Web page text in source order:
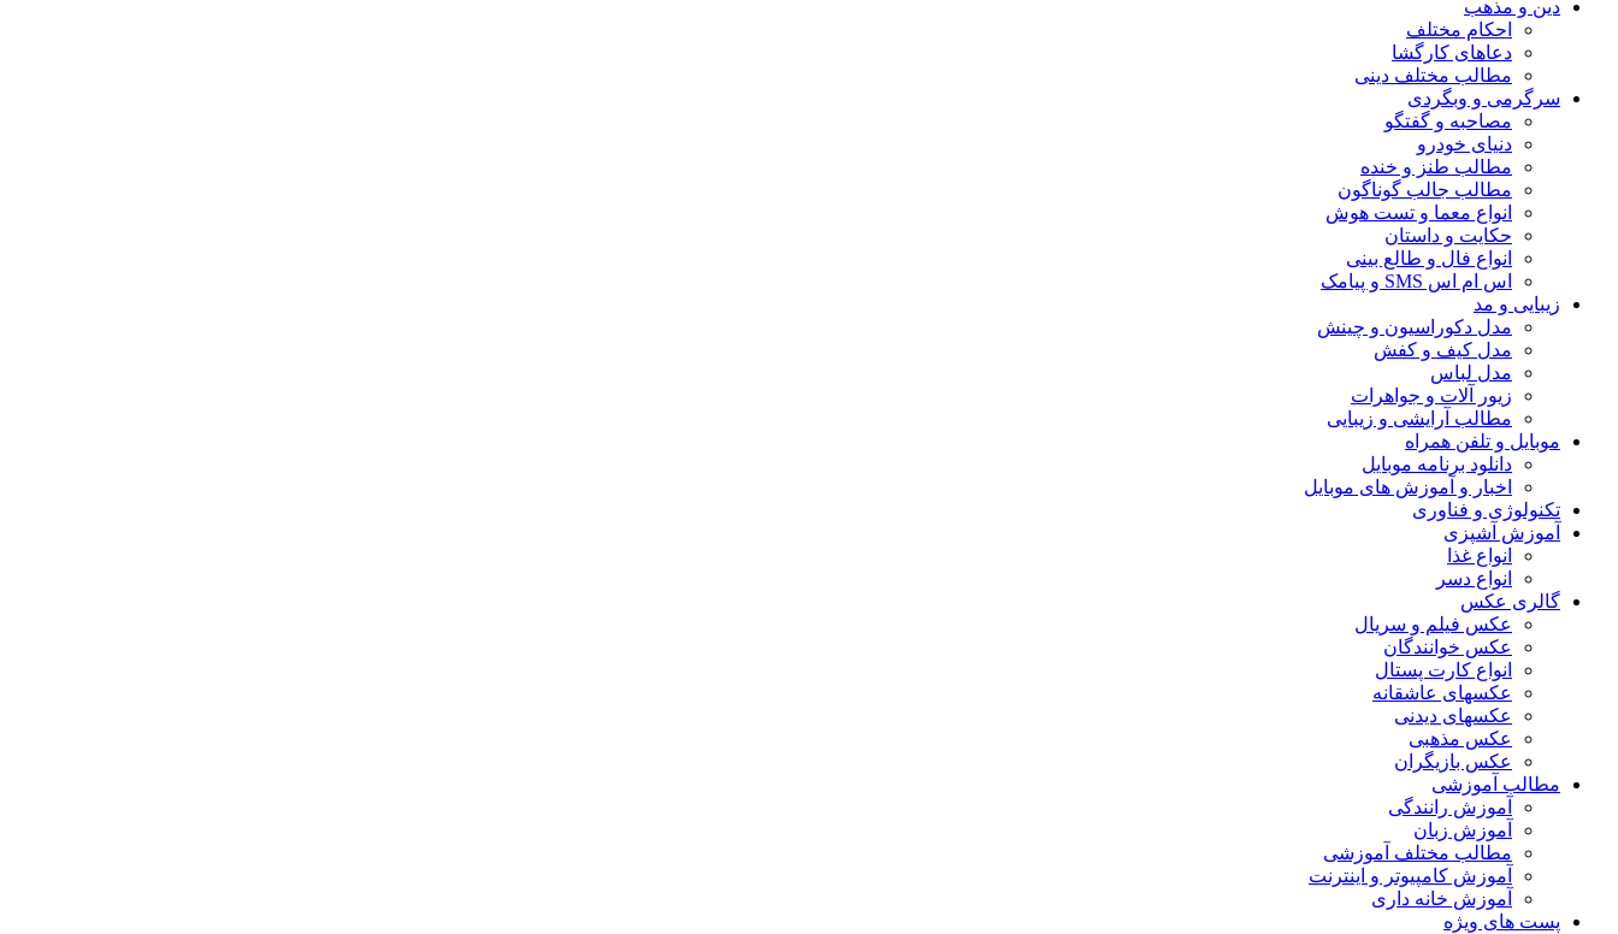
دین و مذهب
احکام مختلف
دعاهای کارگشا
مطالب مختلف دینی
سرگرمی و وبگردی
مصاحبه و گفتگو
دنیای خودرو
مطالب طنز و خنده
مطالب جالب گوناگون
انواع معما و تست هوش
حکایت و داستان
انواع فال و طالع بینی
اس ام اس SMS و پیامک
زیبایی و مد
مدل دکوراسیون و چینش
مدل کیف و کفش
مدل لباس
زیور آلات و جواهرات
مطالب آرایشی و زیبایی
موبایل و تلفن همراه
دانلود برنامه موبایل
اخبار و آموزش های موبایل
تکنولوژی و فناوری
آموزش آشپزی
انواع غذا
انواع دسر
گالری عکس
عکس فیلم و سریال
عکس خوانندگان
انواع کارت پستال
عکسهای عاشقانه
عکسهای دیدنی
عکس مذهبی
عکس بازیگران
مطالب آموزشی
آموزش رانندگی
آموزش زبان
مطالب مختلف آموزشی
آموزش کامپیوتر و اینترنت
آموزش خانه داری
پست های ویژه